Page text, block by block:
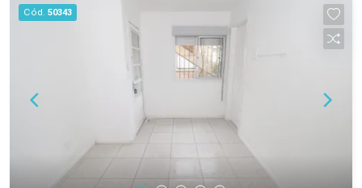
Cód. 50343